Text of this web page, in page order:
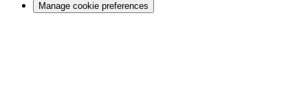
Manage cookie preferences